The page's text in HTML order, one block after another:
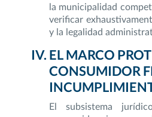
la municipalidad
verificar
y la legalidad
EL MARCO
CONSUMIDOR
El subsistema